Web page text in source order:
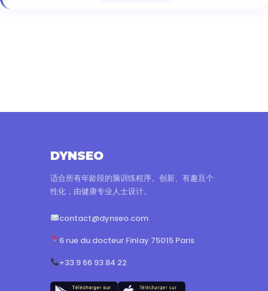
DYNSEO
适合所有年龄段的脑训练程序。创新、有趣且个
性化，由健康专业人士设计。
contact@dynseo.com
6 rue du docteur Finlay 75015 Paris
+33 9 66 93 84 22